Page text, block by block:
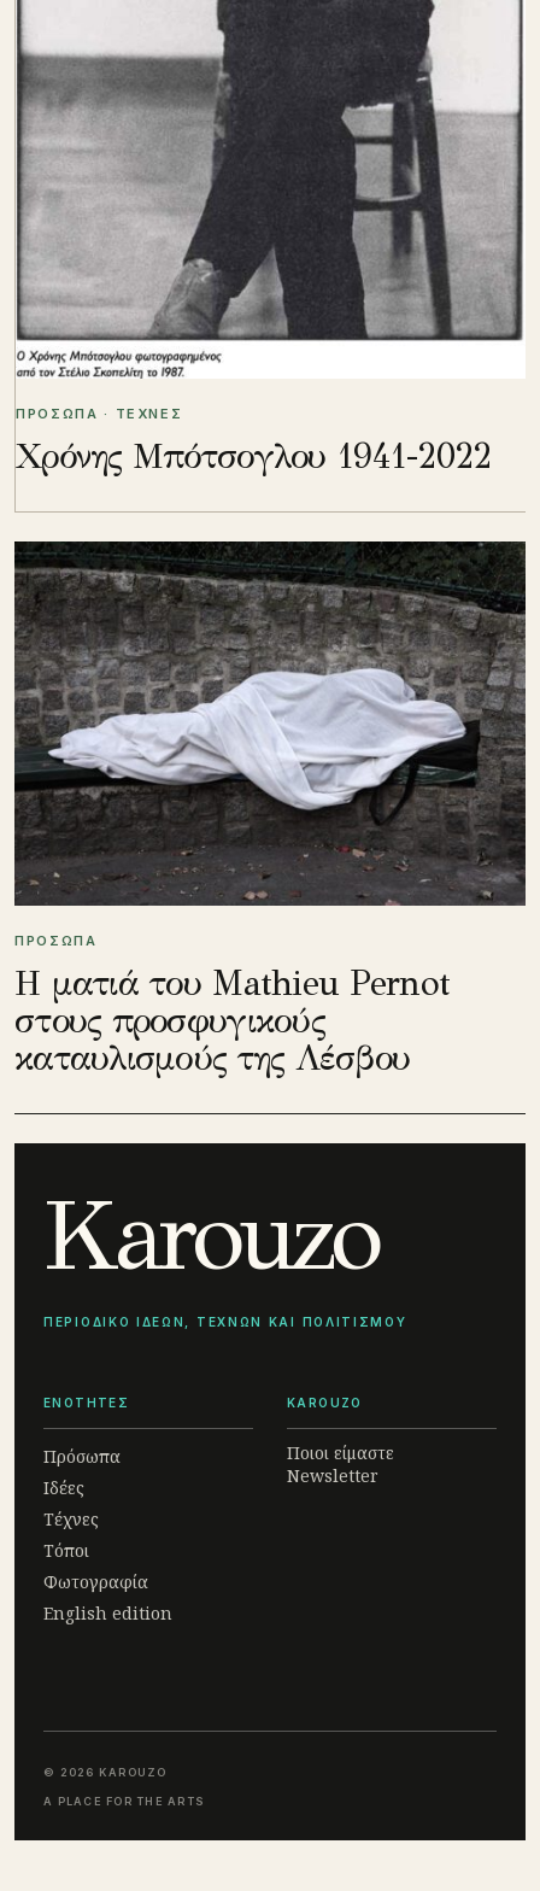
ΠΡΟΣΩΠΑ · ΤΕΧΝΕΣ
Χρόνης Μπότσογλου 1941-2022
ΠΡΟΣΩΠΑ
Η ματιά του Mathieu Pernot
στους προσφυγικούς
καταυλισμούς της Λέσβου
Karouzo
ΠΕΡΙΟΔΙΚΟ ΙΔΕΩΝ, ΤΕΧΝΩΝ ΚΑΙ ΠΟΛΙΤΙΣΜΟΥ
ΕΝΟΤΗΤΕΣ
Πρόσωπα
Ιδέες
Τέχνες
Τόποι
Φωτογραφία
English edition
KAROUZO
Ποιοι είμαστε
Newsletter
© 2026 KAROUZO
A PLACE FOR THE ARTS